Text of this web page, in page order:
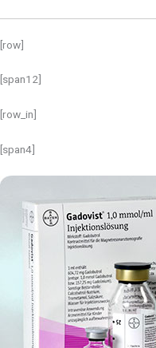
[row]
[span12]
[row_in]
[span4]